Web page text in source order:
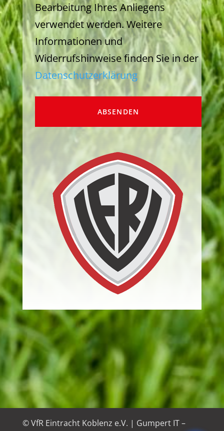
Bearbeitung Ihres Anliegens
verwendet werden. Weitere
Informationen und
Widerrufshinweise finden Sie in der
Datenschutzerklärung
ABSENDEN
© VfR Eintracht Koblenz e.V. | Gumpert IT –